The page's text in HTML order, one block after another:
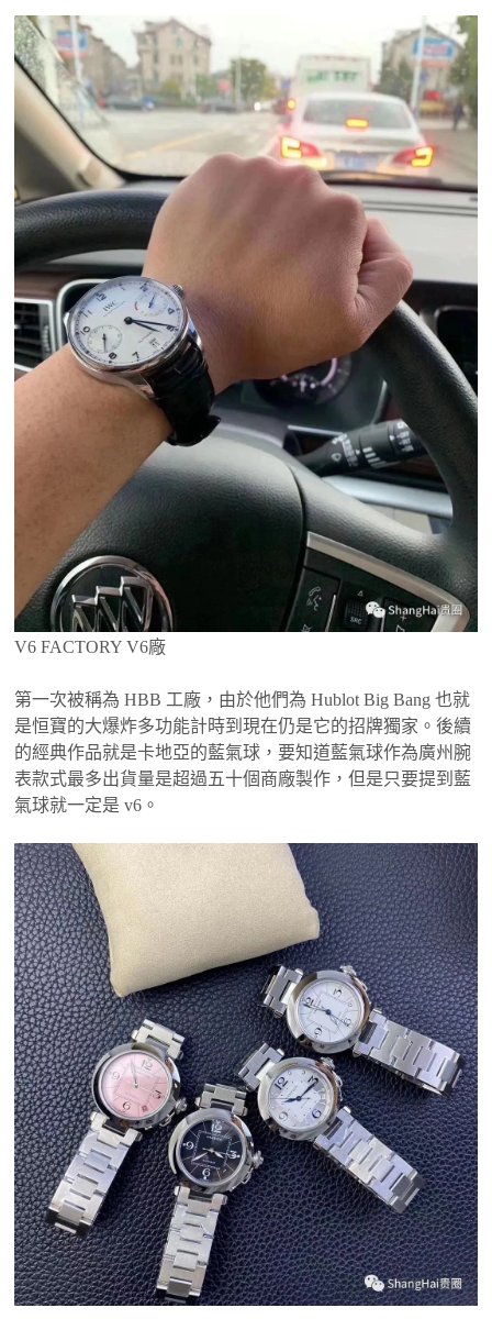
V6 FACTORY V6廠
第一次被稱為 HBB 工廠，由於他們為 Hublot Big Bang 也就
是恒寶的大爆炸多功能計時到現在仍是它的招牌獨家。後續
的經典作品就是卡地亞的藍氣球，要知道藍氣球作為廣州腕
表款式最多出貨量是超過五十個商廠製作，但是只要提到藍
氣球就一定是 v6。